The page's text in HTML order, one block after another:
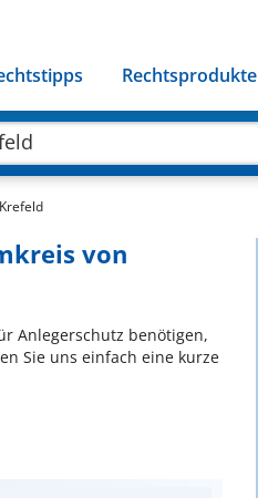
Rechtsprodukte
von
Anlegerschutz benötigen,
Sie uns einfach eine kurze